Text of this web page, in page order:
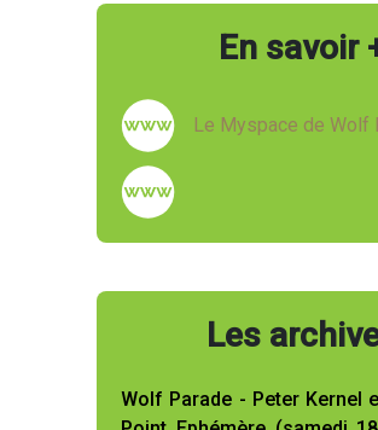
En savoir
Le Myspace de Wolf
Les
Wolf Parade - Peter Kernel